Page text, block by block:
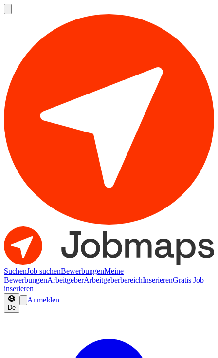
SuchenJob suchenBewerbungenMeine
BewerbungenArbeitgeberArbeitgeberbereichInserierenGratis Job
inserieren
De
Anmelden